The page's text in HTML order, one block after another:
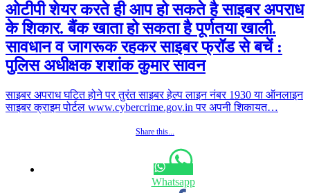
ओटीपी शेयर करते ही आप हो सकते है साइबर अपराध
के शिकार. बैंक खाता हो सकता है पूर्णतया खाली.
सावधान व जागरूक रहकर साइबर फ्रॉड से बचें :
पुलिस अधीक्षक शशांक कुमार सावन
साइबर अपराध घटित होने पर तुरंत साइबर हेल्प लाइन नंबर 1930 या ऑनलाइन
साइबर क्राइम पोर्टल www.cybercrime.gov.in पर अपनी शिकायत…
Share this...
Whatsapp